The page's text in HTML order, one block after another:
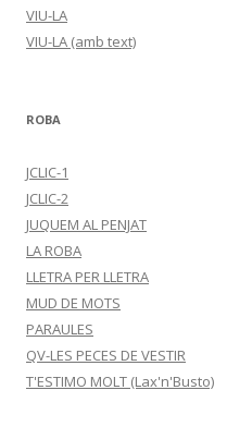
VIU-LA
VIU-LA (amb text)
ROBA
JCLIC-1
JCLIC-2
JUQUEM AL PENJAT
LA ROBA
LLETRA PER LLETRA
MUD DE MOTS
PARAULES
QV-LES PECES DE VESTIR
T'ESTIMO MOLT (Lax'n'Busto)